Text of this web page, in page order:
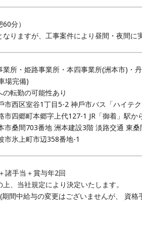
分）
りますが、工事案件により昼間・夜間に
所・姫路事業所・本四事業所(洲本市)・
場完備)
転勤の可能性あり
市⻄区室谷1丁目5-2 神戶市バス「ハイテ
市四郷町本郷字上代127-1 JR「御着」駅か
市桑間703番地 洲本建設3階 淡路交通 東
市氷上町市辺358番地-1
諸手当＋賞与年2回
、当社規定により決定いたします。
間中給与の変更はございませんが、 資格